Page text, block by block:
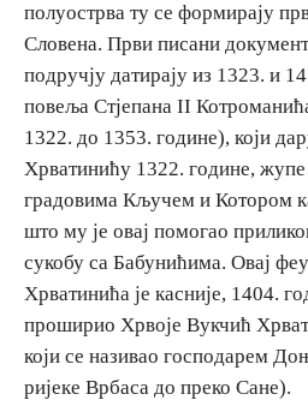
Смјештај
Мултимедија
E-Brochure
Откриј Српску
полуострва ту се формирају
Словена. Први писани
подручју датирају из 1323. и
повеља Стјепана II
1322. до 1353. године), који
Хрватинићу 1322. године,
градовима Кључем и Котором
што му је овај помогао
сукобу са Бабунићима. Овај
Хрватинића је касније, 1404.
проширио Хрвоје Вукчић
који се називао господарем
ријеке Врбаса до преко Сане).